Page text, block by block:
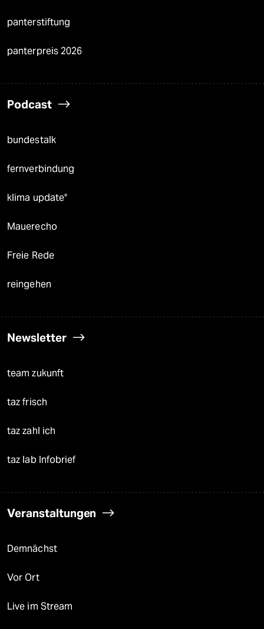
panterstiftung
panterpreis 2026
Podcast
bundestalk
fernverbindung
klima update°
Mauerecho
Freie Rede
reingehen
Newsletter
team zukunft
taz frisch
taz zahl ich
taz lab Infobrief
Veranstaltungen
Demnächst
Vor Ort
Live im Stream